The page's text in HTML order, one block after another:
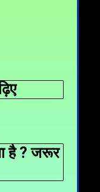
है ? जरूर